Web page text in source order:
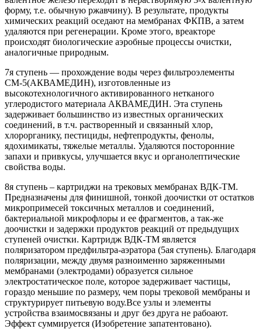
форму, т.е. обычную ржавчину). В результате, продукты
химических реакций оседают на мембранах ФКПВ, а затем
удаляются при регенерации. Кроме этого, вреакторе
происходят биологические аэробные процессы очистки,
аналогичные природным.
7я ступень — прохождение воды через фильтроэлементы
СМ-5(АКВАМЕДИН), изготовленные из
высокотехнологичного активированного нетканого
углеродистого материала АКВАМЕДИН. Эта ступень
задерживает большинство из известных органических
соединений, в т.ч. растворенный и связанный хлор,
хлорорганику, пестициды, нефтепродукты, фенолы,
ядохимикаты, тяжелые металлы. Удаляются посторонние
запахи и привкусы, улучшается вкус и органолептические
свойства воды.
8я ступень – картриджи на трековых мембранах ВДК-ТМ.
Предназначены для финишной, тонкой доочистки от остатков
микропримесей токсичных металлов и соединений,
бактериальной микрофлоры и ее фрагментов, а так-же
доочистки и задержки продуктов реакций от предыдущих
ступеней очистки. Картридж ВДК-ТМ является
поляризатором предфильтра-аэратора (5ая ступень). Благодаря
поляризации, между двумя разноименно заряженными
мембранами (электродами) образуется сильное
электростатическое поле, которое задерживает частицы,
гораздо меньшие по размеру, чем поры трековой мембраны и
структурирует питьевую воду.Все узлы и элементы
устройства взаимосвязаны и друг без друга не рабоают.
Эффект суммируется (Изобретение запатентовано).